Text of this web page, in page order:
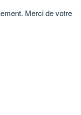
Merci de votre